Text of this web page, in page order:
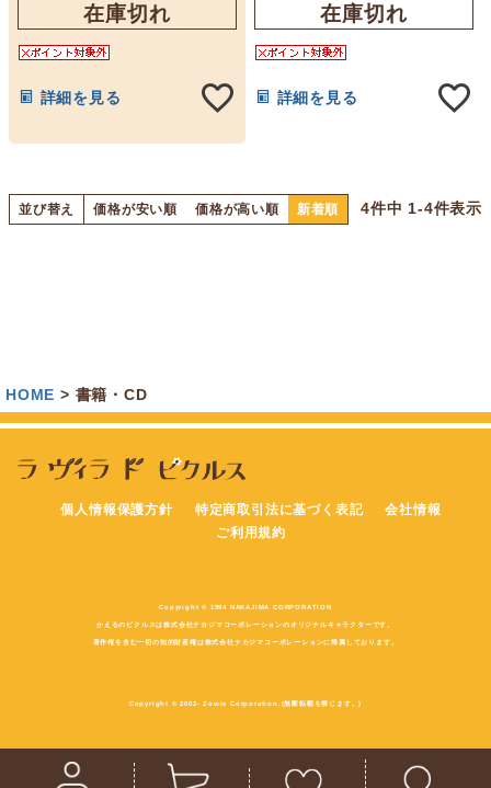
在庫切れ
詳細を見る
在庫切れ
詳細を見る
並び替え 価格が安い順 価格が高い順 新着順 4件中 1-4件表示
HOME 書籍・CD
個人情報保護方針 特定商取引法に基づく表記
会社情報
ご利用規約
Copyright © 1994 NAKAJIMA CORPORATION
かえるのピクルスは株式会社ナカジマコーポレーションのオリジナルキャラクターです。
著作権を含む一切の知的財産権は株式会社ナカジマコーポレーションに帰属しております。
Copyright © 2002- Zowie Corporation.(無断転載を禁じます。)